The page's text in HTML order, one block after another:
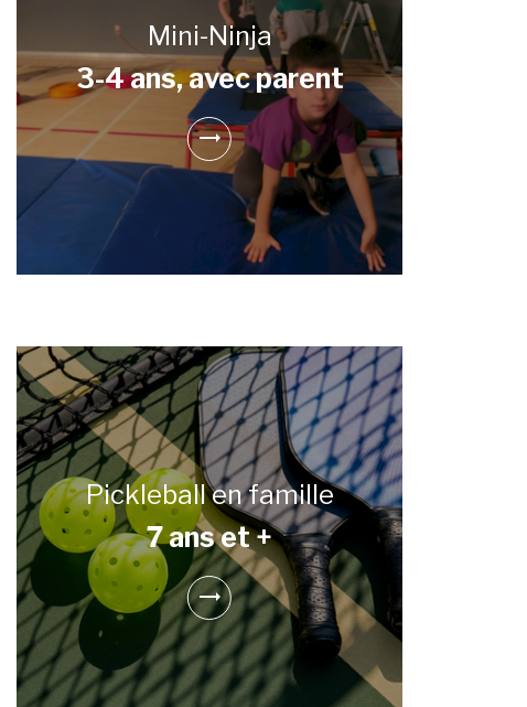
Mini-Ninja
3-4 ans, avec parent
Pickleball en famille
7 ans et +